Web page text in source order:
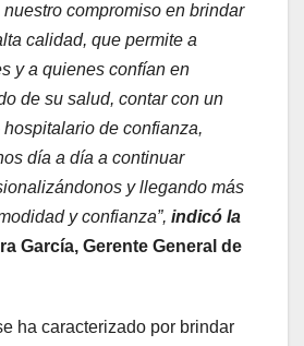
compromiso en brindar
calidad, que permite a
y a quienes confían en
de su salud, contar con un
de confianza,
día a día a continuar
y llegando más
y confianza”, indicó la
García, Gerente General de
ha caracterizado por brindar